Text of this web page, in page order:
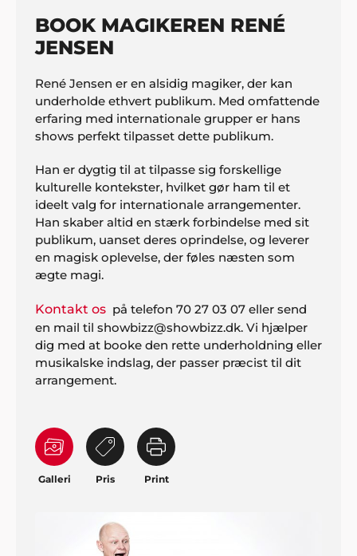
BOOK MAGIKEREN RENÉ
JENSEN
René Jensen er en alsidig magiker, der kan
underholde ethvert publikum. Med omfattende
erfaring med internationale grupper er hans
shows perfekt tilpasset dette publikum.
Han er dygtig til at tilpasse sig forskellige
kulturelle kontekster, hvilket gør ham til et
ideelt valg for internationale arrangementer.
Han skaber altid en stærk forbindelse med sit
publikum, uanset deres oprindelse, og leverer
en magisk oplevelse, der føles næsten som
ægte magi.
Kontakt os på telefon 70 27 03 07 eller send
en mail til showbizz@showbizz.dk. Vi hjælper
dig med at booke den rette underholdning eller
musikalske indslag, der passer præcist til dit
arrangement.
Galleri Pris Print